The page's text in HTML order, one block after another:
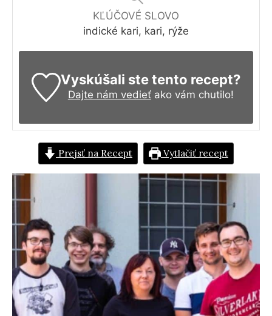
KĽÚČOVÉ SLOVO
indické kari, kari, rýže
Vyskúšali ste tento recept?
Dajte nám vedieťako vám chutilo!
Prejsť na Recept Vytlačiť recept